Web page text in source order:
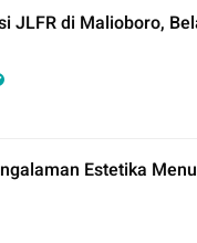
JLFR di Malioboro,
Estetika